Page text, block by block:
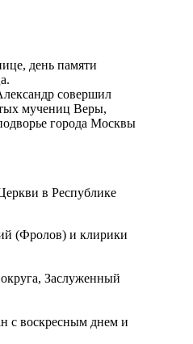
день памяти
совершил
мучениц Веры,
города Москвы
в Республике
(Фролов) и клирики
Заслуженный
с воскресным днем и